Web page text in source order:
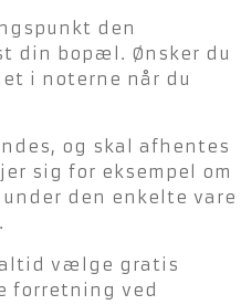
den
din bopæl. Ønsker du
i noterne når du
og skal afhentes
sig for eksempel om
den enkelte vare
altid vælge gratis
forretning ved